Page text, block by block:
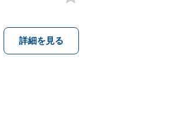
詳細を見る